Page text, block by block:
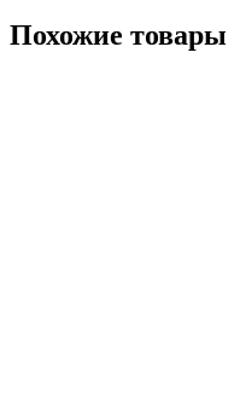
Похожие товары